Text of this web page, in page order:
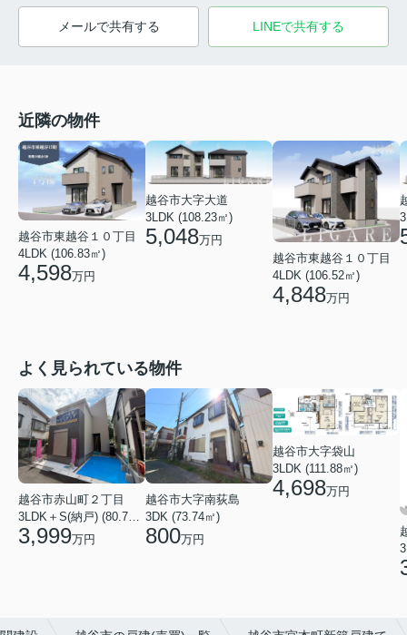
メールで共有する LINEで共有する
近隣の物件
越谷市東越谷１０丁目
4LDK (106.83㎡)
4,598万円
越谷市大字大道
3LDK (108.23㎡)
5,048万円
越谷市東越谷１０丁目
4LDK (106.52㎡)
4,848万円
よく見られている物件
越谷市赤山町２丁目
3,999万円
越谷市大字南荻島
3DK (73.74㎡)
800万円
越谷市大字袋山
3LDK (111.88㎡)
4,698万円